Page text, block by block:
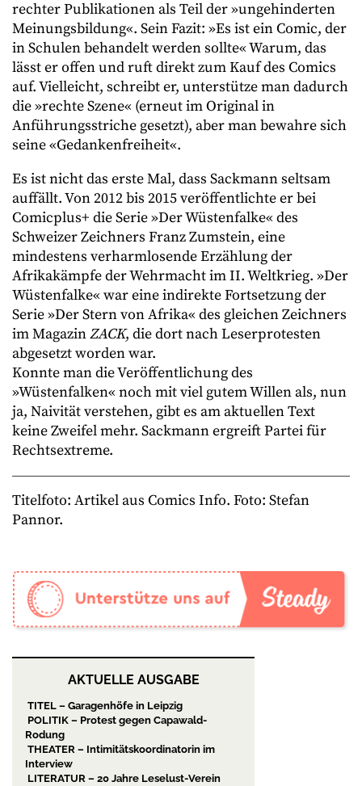
rechter Publikationen als Teil der »ungehinderten
Meinungsbildung«. Sein Fazit: »Es ist ein Comic, der
in Schulen behandelt werden sollte« Warum, das
lässt er offen und ruft direkt zum Kauf des Comics
auf. Vielleicht, schreibt er, unterstütze man dadurch
die »rechte Szene« (erneut im Original in
Anführungsstriche gesetzt), aber man bewahre sich
seine «Gedankenfreiheit«.
Es ist nicht das erste Mal, dass Sackmann seltsam
auffällt. Von 2012 bis 2015 veröffentlichte er bei
Comicplus+ die Serie »Der Wüstenfalke« des
Schweizer Zeichners Franz Zumstein, eine
mindestens verharmlosende Erzählung der
Afrikakämpfe der Wehrmacht im II. Weltkrieg. »Der
Wüstenfalke« war eine indirekte Fortsetzung der
Serie »Der Stern von Afrika« des gleichen Zeichners
im MagazinZACK, die dort nach Leserprotesten
abgesetzt worden war.
Konnte man die Veröffentlichung des
»Wüstenfalken« noch mit viel gutem Willen als, nun
ja, Naivität verstehen, gibt es am aktuellen Text
keine Zweifel mehr. Sackmann ergreift Partei für
Rechtsextreme.
Titelfoto: Artikel aus Comics Info. Foto: Stefan
Pannor.
AKTUELLE AUSGABE
TITEL – Garagenhöfe in Leipzig
POLITIK – Protest gegen Capawald-
Rodung
THEATER – Intimitätskoordinatorin im
Interview
LITERATUR – 20 Jahre Leselust-Verein